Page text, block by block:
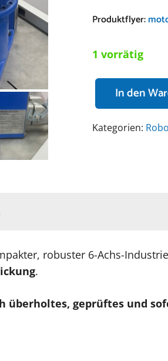
Produktflyer:
1 vorrätig
gebraucht-
YASKAWA
Achs-
DX100
In den
Kategorien:
robuster 6-Achs-
.
überholtes, geprüftes und